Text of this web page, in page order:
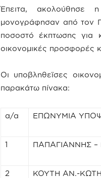
Έπειτα, ακολούθησε
μονογράφησαν από τον
ποσοστό έκπτωσης για
οικονομικές προσφορές
Οι υποβληθεϊσες
παρακάτω πίνακα:
α/α ΕΠΩΝΥΜΙΑ
1 ΠΑΠΑΓΙΑΝΝΗΣ
2 ΚΟΥΤΗ ΑΝ.-